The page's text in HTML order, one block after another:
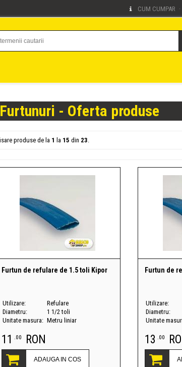
CUM CUMPAR ·
Furtunuri - Oferta produse
produse de la 1 la 15 din 23.
Furtun de refulare de 1.5 toli Kipor
Utilizare:
Refulare
Diametru:
1 1/2 toli
Unitate masura: Metru liniar
11 .00 RON
ADAUGA IN COS
Furtun de
Utilizare:
Diametru:
Unitate
13 .00